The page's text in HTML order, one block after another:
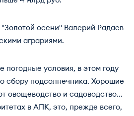
осени" Валерий Радаев
аграриями.
условия, в этом году
сбору подсолнечника. Хорошие
овощеводство и садоводство...
в АПК, это, прежде всего,